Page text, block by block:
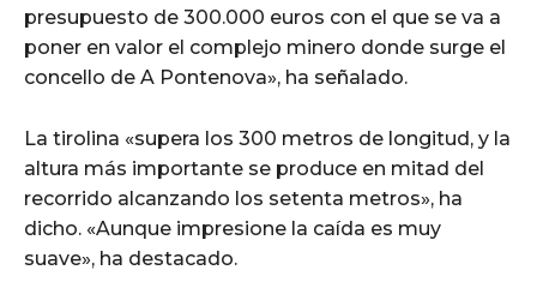
presupuesto de 300.000 euros con el que se va a
poner en valor el complejo minero donde surge el
concello de A Pontenova», ha señalado.
La tirolina «supera los 300 metros de longitud, y la
altura más importante se produce en mitad del
recorrido alcanzando los setenta metros», ha
dicho. «Aunque impresione la caída es muy
suave», ha destacado.